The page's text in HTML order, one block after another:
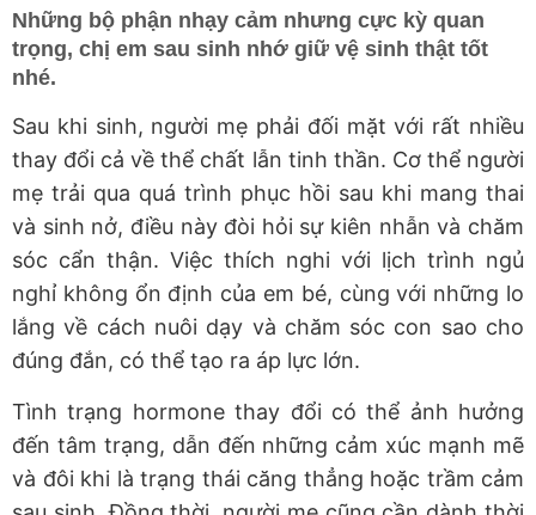
Những bộ phận nhạy cảm nhưng cực kỳ quan
trọng, chị em sau sinh nhớ giữ vệ sinh thật tốt
nhé.
Sau khi sinh, người mẹ phải đối mặt với rất nhiều
thay đổi cả về thể chất lẫn tinh thần. Cơ thể người
mẹ trải qua quá trình phục hồi sau khi mang thai
và sinh nở, điều này đòi hỏi sự kiên nhẫn và chăm
sóc cẩn thận. Việc thích nghi với lịch trình ngủ
nghỉ không ổn định của em bé, cùng với những lo
lắng về cách nuôi dạy và chăm sóc con sao cho
đúng đắn, có thể tạo ra áp lực lớn.
Tình trạng hormone thay đổi có thể ảnh hưởng
đến tâm trạng, dẫn đến những cảm xúc mạnh mẽ
và đôi khi là trạng thái căng thẳng hoặc trầm cảm